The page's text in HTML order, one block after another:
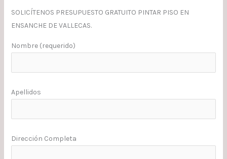
SOLICÍTENOS PRESUPUESTO GRATUITO PINTAR PISO EN
ENSANCHE DE VALLECAS.
Nombre (requerido)
Apellidos
Dirección Completa